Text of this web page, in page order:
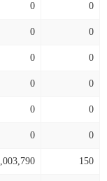
0 0
0 0
0 0
0 0
0 0
0 0
150